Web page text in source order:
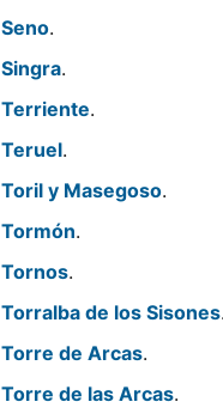
Seno.
Singra.
Terriente.
Teruel.
Toril y Masegoso.
Tormón.
Tornos.
Torralba de los Sisones.
Torre de Arcas.
Torre de las Arcas.